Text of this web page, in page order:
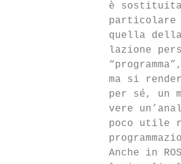
è
quella
lazione
ma si
per sé, un
vere
poco utile
Anche in